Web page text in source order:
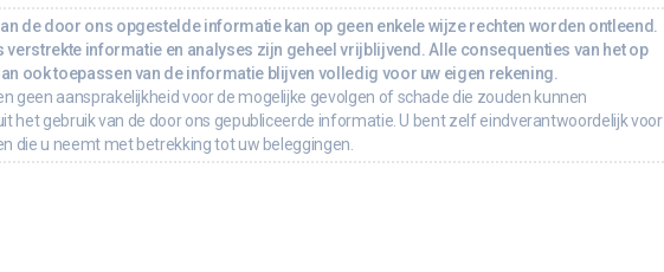
de door ons opgestelde informatie kan op geen enkele wijze rechten worden ontleend.
verstrekte informatie en analyses zijn geheel vrijblijvend. Alle consequenties van het op
ook toepassen van de informatie blijven volledig voor uw eigen rekening.
geen aansprakelijkheid voor de mogelijke gevolgen of schade die zouden kunnen
het gebruik van de door ons gepubliceerde informatie. U bent zelf eindverantwoordelijk voor
die u neemt met betrekking tot uw beleggingen.